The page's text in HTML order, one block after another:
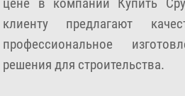
клиенту предлагают
профессиональное
решения для строительства.